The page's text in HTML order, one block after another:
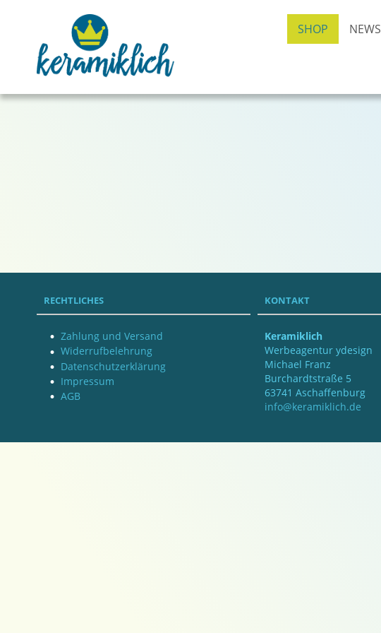
SHOP NEWS
RECHTLICHES
Zahlung und Versand
Widerrufbelehrung
Datenschutzerklärung
Impressum
AGB
KONTAKT
Keramiklich
Werbeagentur ydesign
Michael Franz
Burchardtstraße 5
63741 Aschaffenburg
info@keramiklich.de